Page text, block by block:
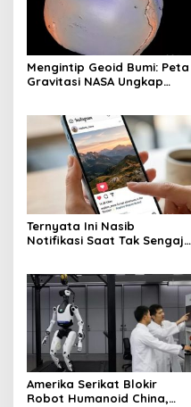
Mengintip Geoid Bumi: Peta
Gravitasi NASA Ungkap
Ternyata Ini Nasib
Notifikasi Saat Tak Sengaja
Amerika Serikat Blokir
Robot Humanoid China,